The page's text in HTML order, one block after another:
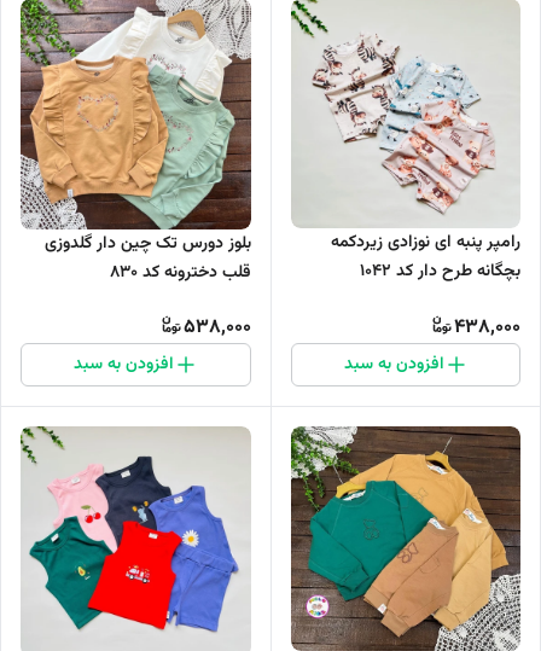
رامپر پنبه ای نوزادی زیردکمه
بچگانه طرح دار کد 1042
438,000
افزودن به سبد
بلوز دورس تک چین دار گلدوزی
قلب دخترونه کد ۸۳۰
538,000
افزودن به سبد